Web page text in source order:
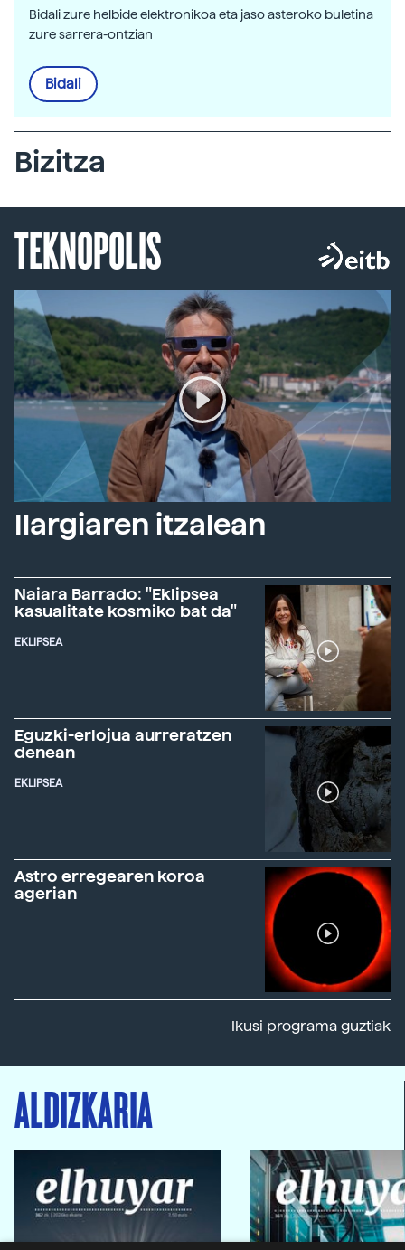
Bidali zure helbide elektronikoa eta jaso asteroko buletina
zure sarrera-ontzian
Bidali
Bizitza
TEKNOPOLIS
Ilargiaren itzalean
Naiara Barrado: "Eklipsea
kasualitate kosmiko bat da"
EKLIPSEA
Eguzki-erlojua aurreratzen
denean
EKLIPSEA
Astro erregearen koroa
agerian
Ikusi programa guztiak
ALDIZKARIA